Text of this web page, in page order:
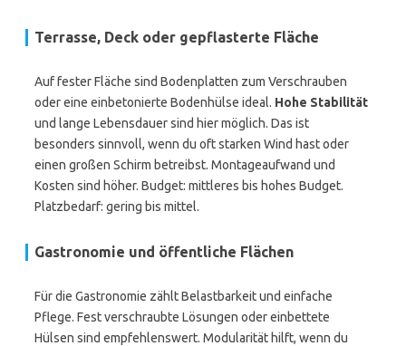
Terrasse, Deck oder gepflasterte Fläche
Auf fester Fläche sind Bodenplatten zum Verschrauben
oder eine einbetonierte Bodenhülse ideal. Hohe Stabilität
und lange Lebensdauer sind hier möglich. Das ist
besonders sinnvoll, wenn du oft starken Wind hast oder
einen großen Schirm betreibst. Montageaufwand und
Kosten sind höher. Budget: mittleres bis hohes Budget.
Platzbedarf: gering bis mittel.
Gastronomie und öffentliche Flächen
Für die Gastronomie zählt Belastbarkeit und einfache
Pflege. Fest verschraubte Lösungen oder einbettete
Hülsen sind empfehlenswert. Modularität hilft, wenn du